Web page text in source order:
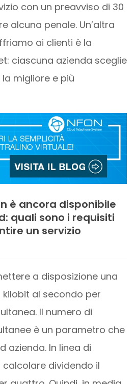
con un preavviso di 30
alcuna penale. Un’altra
ai clienti è la
ciascuna azienda sceglie
migliore e più
è ancora disponibile
quali sono i requisiti
un servizio
a disposizione una
al secondo per
Il numero di
è un parametro che
azienda. In linea di
dividendo il